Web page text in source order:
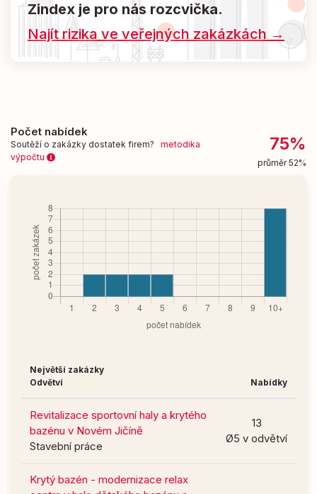
Zindex je pro nás rozcvička.
Najít rizika ve veřejných zakázkách →
Počet nabídek
Soutěží o zakázky dostatek firem? metodika
výpočtu
75%
průměr 52%
Největší zakázky
Odvětví
Nabídky
Revitalizace sportovní haly a krytého
bazénu v Novém Jičíně
Stavební práce
13
Ø5 v odvětví
Krytý bazén - modernizace relax